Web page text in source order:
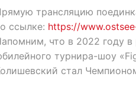
трансляцию
ссылке: https://
что в 2022 году в
турнира-шоу
стал